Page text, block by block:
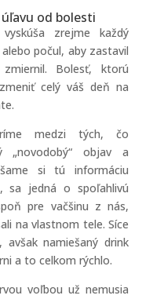
od bolesti
zrejme každý
počul, aby zastavil
Bolesť, ktorú
celý váš deň na
medzi tých, čo
„novodobý“ objav a
si tú informáciu
sa jedná o spoľahlivú
pre vačšinu z nás,
na vlastnom tele. Síce
namiešaný drink
a to celkom rýchlo.
voľbou už nemusia